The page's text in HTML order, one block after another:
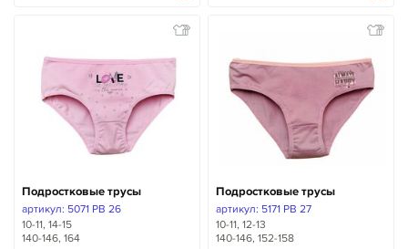
Подростковые трусы
артикул: 5071 PB 26
10-11, 14-15
140-146, 164
Подростковые трусы
артикул: 5171 PB 27
10-11, 12-13
140-146, 152-158